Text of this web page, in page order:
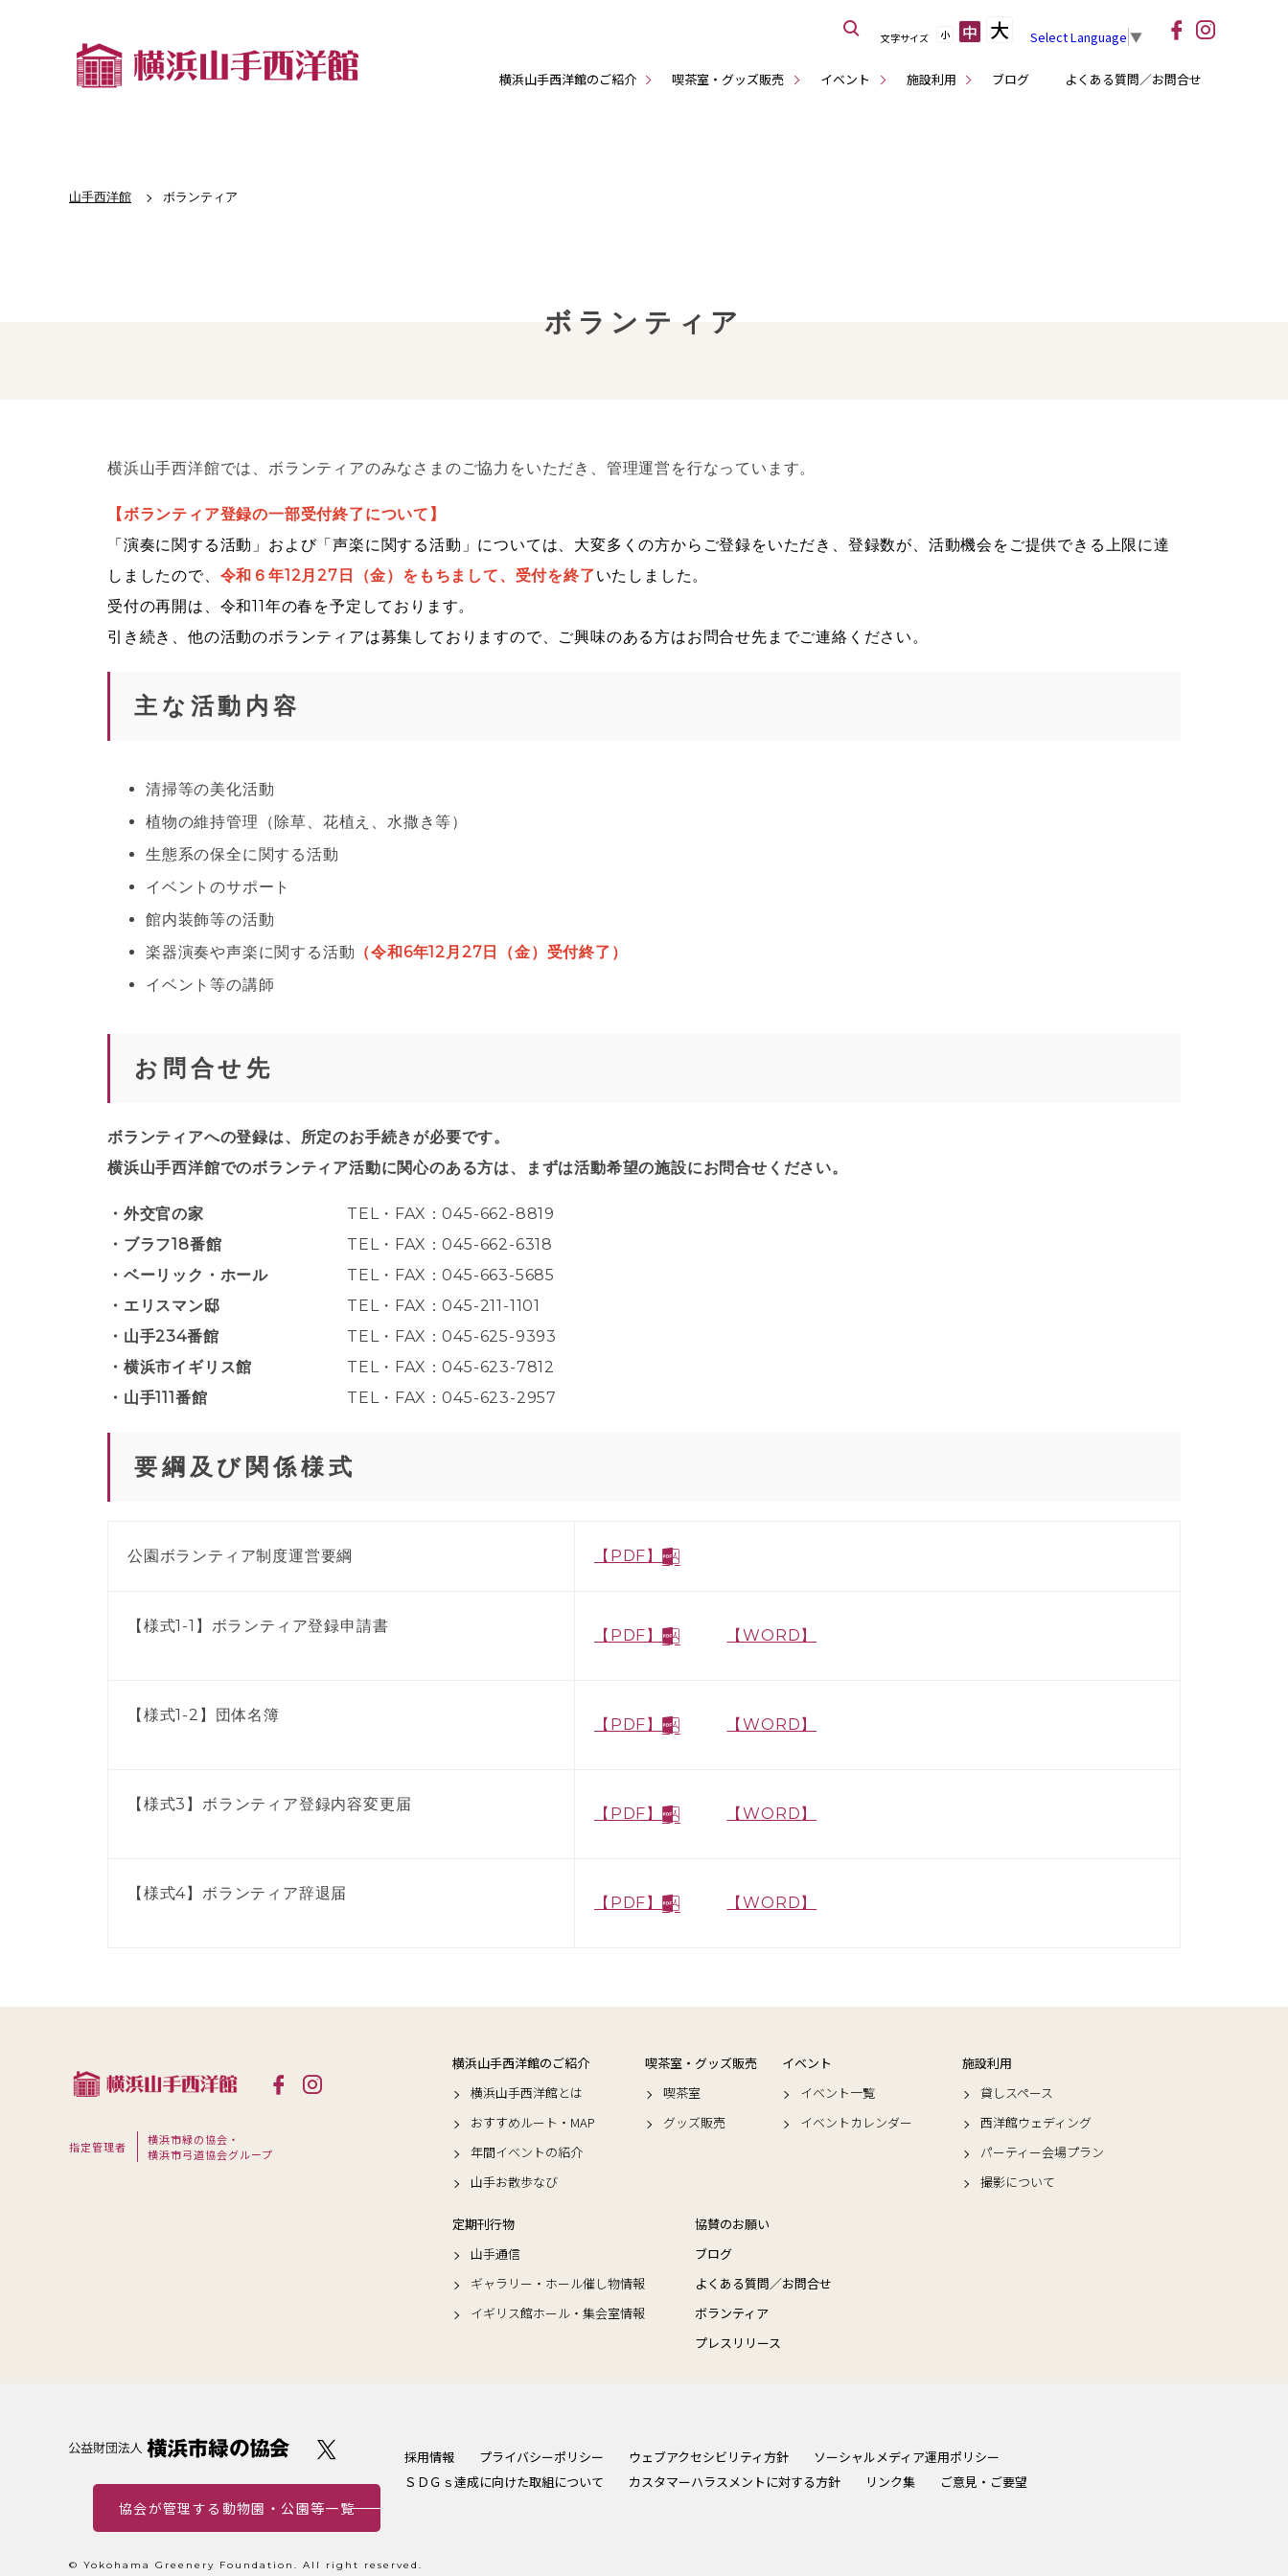
横浜山手西洋館のご紹介 喫茶室・グッズ販売 イベント 施設利用 ブログ よくある質問／お問合せ
文字サイズ 小 中 大 Select Language ▼
山手西洋館 ボランティア
ボランティア
横浜山手西洋館では、ボランティアのみなさまのご協力をいただき、管理運営を行なっています。
【ボランティア登録の一部受付終了について】
「演奏に関する活動」および「声楽に関する活動」については、 大変多くの方からご登録をいただき、 登録数が、 活動機会をご提供できる上限に達
しましたので、 令和６年12月27日（金）をもちまして、受付を終了いたしました。
受付の再開は、令和11年の春を予定しております。
引き続き、他の活動のボランティアは募集しておりますので、ご興味のある方はお問合せ先までご連絡ください。
主な活動内容
清掃等の美化活動
植物の維持管理（除草、花植え、水撒き等）
生態系の保全に関する活動
イベントのサポート
館内装飾等の活動
楽器演奏や声楽に関する活動 （令和6年12月27日（金）受付終了）
イベント等の講師
お問合せ先
ボランティアへの登録は、所定のお手続きが必要です。
横浜山手西洋館でのボランティア活動に関心のある方は、まずは活動希望の施設にお問合せください。
外交官の家
TEL・FAX：045-662-8819
ブラフ18番館
TEL・FAX：045-662-6318
ベーリック・ホール
TEL・FAX：045-663-5685
エリスマン邸
TEL・FAX：045-211-1101
山手234番館
TEL・FAX：045-625-9393
横浜市イギリス館
TEL・FAX：045-623-7812
山手111番館
TEL・FAX：045-623-2957
要綱及び関係様式
公園ボランティア制度運営要綱 【PDF】
【様式1-1】ボランティア登録申請書
【PDF】 【WORD】
【様式1-2】団体名簿
【PDF】 【WORD】
【様式3】ボランティア登録内容変更届
【PDF】 【WORD】
【様式4】ボランティア辞退届
【PDF】 【WORD】
指定管理者
横浜市緑の協会・
横浜市弓道協会グループ
横浜山手西洋館のご紹介
横浜山手西洋館とは
おすすめルート・MAP
年間イベントの紹介
山手お散歩なび
喫茶室・グッズ販売
喫茶室
グッズ販売
イベント
イベント一覧
イベントカレンダー
施設利用
貸しスペース
西洋館ウェディング
パーティー会場プラン
撮影について
定期刊行物
山手通信
ギャラリー・ホール催し物情報
イギリス館ホール・集会室情報
協賛のお願い
ブログ
よくある質問／お問合せ
ボランティア
プレスリリース
協会が管理する動物園・公園等一覧
採用情報 プライバシーポリシー ウェブアクセシビリティ方針
ソーシャルメディア運用ポリシー
ＳＤＧｓ達成に向けた取組について
カスタマーハラスメントに対する方針 リンク集 ご意見・ご要望
© Yokohama Greenery Foundation. All right reserved.